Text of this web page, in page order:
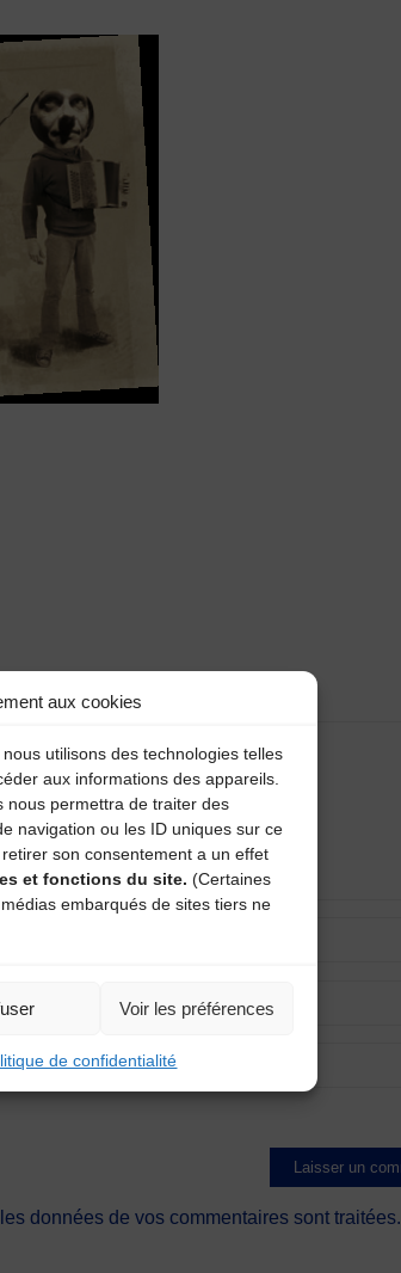
aux cookies
utilisons des technologies telles
aux informations des appareils.
nous permettra de traiter des
navigation ou les ID uniques sur ce
son consentement a un effet
et fonctions du site. (Certaines
embarqués de sites tiers ne
Voir les préférences
de confidentialité
données de vos commentaires sont traitées.